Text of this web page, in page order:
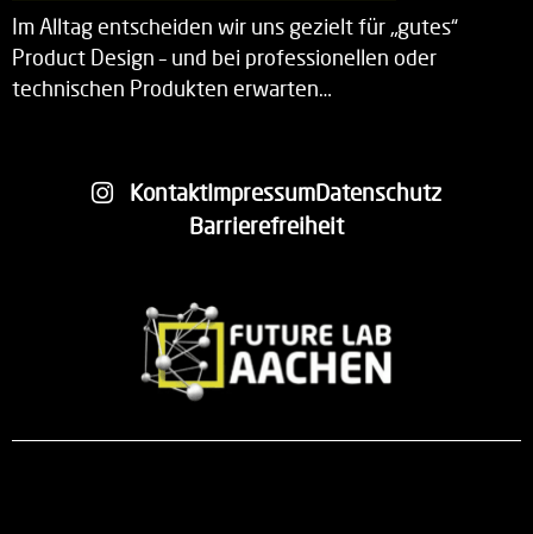
Im Alltag entscheiden wir uns gezielt für „gutes“
Product Design – und bei professionellen oder
technischen Produkten erwarten…
KontaktImpressumDatenschutz
Barrierefreiheit